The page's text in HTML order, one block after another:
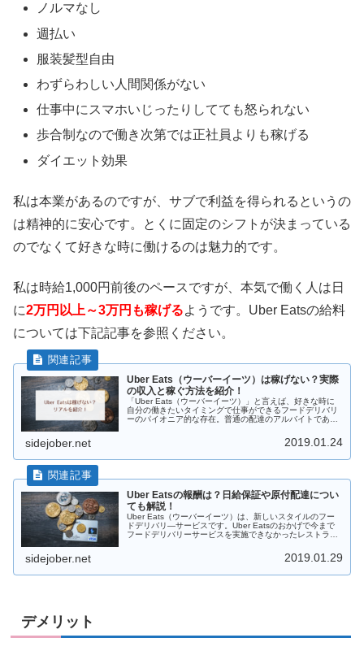
ノルマなし
週払い
服装髪型自由
わずらわしい人間関係がない
仕事中にスマホいじったりしてても怒られない
歩合制なので働き次第では正社員よりも稼げる
ダイエット効果
私は本業があるのですが、サブで利益を得られるというの
は精神的に安心です。とくに固定のシフトが決まっている
のでなくて好きな時に働けるのは魅力的です。
私は時給1,000円前後のペースですが、本気で働く人は日
に2万円以上～3万円も稼げるようです。Uber Eatsの給料
については下記記事を参照ください。
Uber Eats（ウーバーイーツ）は稼げない？実際
の収入と稼ぐ方法を紹介！
「Uber Eats（ウーバーイーツ）」と言えば、好きな時に
自分の働きたいタイミングで仕事ができるフードデリバリ
ーのパイオニア的な存在。普通の配達のアルバイトであれ
sidejober.net 2019.01.24
Uber Eatsの報酬は？日給保証や原付配達につい
ても解説！
Uber Eats（ウーバーイーツ）は、新しいスタイルのフー
ドデリバリ―サービスです。Uber Eatsのおかげで今まで
フードデリバリーサービスを実施できなかったレストラン
sidejober.net 2019.01.29
デメリット